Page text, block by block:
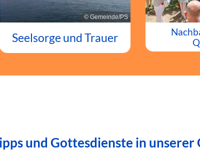
© Gemeinde/PS
Seelsorge und Trauer
und Gottesdienste in unserer